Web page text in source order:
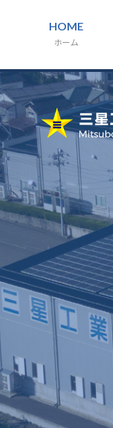
HOME
ホーム